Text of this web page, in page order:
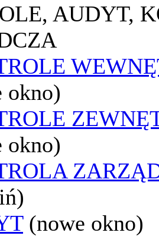
AUDYT,
okno)
okno)
(nowe okno)